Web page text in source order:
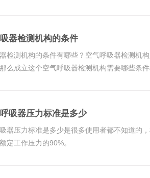
器检测机构的条件
检测机构的条件有哪些？空气呼吸器检测机
成立这个空气呼吸器检测机构需要哪些条件和过程。
吸器压力标准是多少
器压力标准是多少是很多使用者都不知道的
定工作压力的90%。